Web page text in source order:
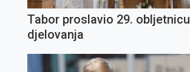
Tabor proslavio 29. obljetnicu
djelovanja